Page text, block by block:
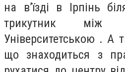
на в’їзді в Ірпінь
трикутник між
Університетською . А
що знаходиться з